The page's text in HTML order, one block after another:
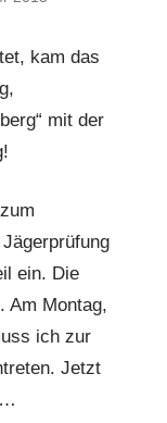
kam das
mit der
ein. Die
Am Montag,
ich zur
Jetzt